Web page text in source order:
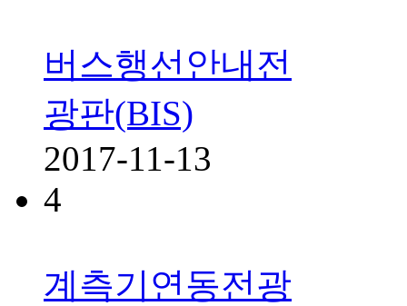
버스행선안내전
광판(BIS)
2017-11-13
4
계측기연동전광